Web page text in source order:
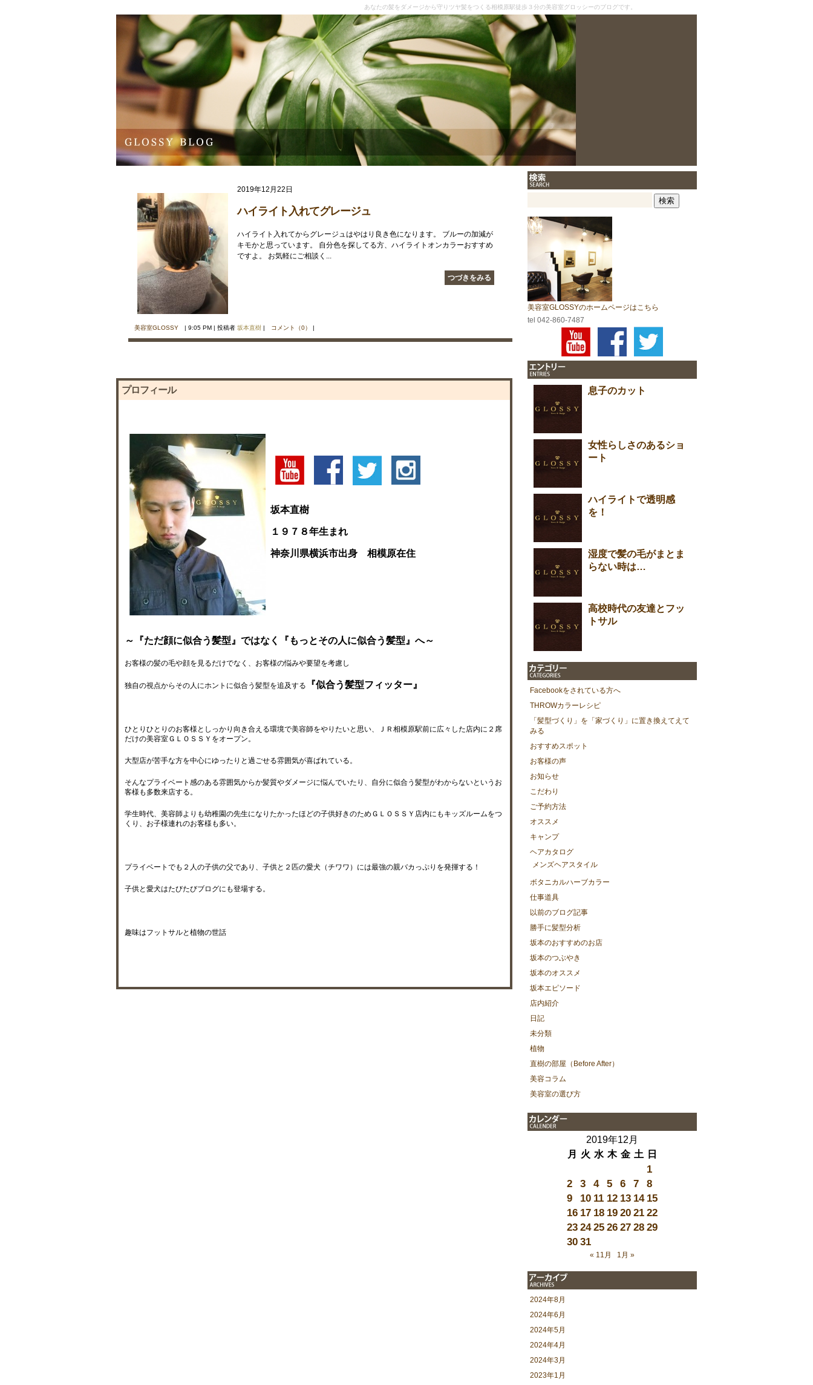
あなたの髪をダメージから守りツヤ髪をつくる相模原駅徒歩３分の美容室グロッシーのブログです。
2019年12月22日
ハイライト入れてグレージュ
ハイライト入れてからグレージュはやはり良き色になります。 ブルーの加減が
キモかと思っています。 自分色を探してる方、ハイライトオンカラーおすすめ
ですよ。 お気軽にご相談く...
つづきをみる
美容室GLOSSY | 9:05 PM | 投稿者 坂本直樹 | コメント（0） |
プロフィール
坂本直樹
１９７８年生まれ
神奈川県横浜市出身 相模原在住
～『ただ顔に似合う髪型』ではなく『もっとその人に似合う髪型』へ～
お客様の髪の毛や顔を見るだけでなく、お客様の悩みや要望を考慮し
独自の視点からその人にホントに似合う髪型を追及する 『似合う髪型フィッター』
ひとりひとりのお客様としっかり向き合える環境で美容師をやりたいと思い、ＪＲ相模原駅前に広々した店内に２席
だけの美容室ＧＬＯＳＳＹをオープン。
大型店が苦手な方を中心にゆったりと過ごせる雰囲気が喜ばれている。
そんなプライベート感のある雰囲気からか髪質やダメージに悩んでいたり、自分に似合う髪型がわからないというお
客様も多数来店する。
学生時代、美容師よりも幼稚園の先生になりたかったほどの子供好きのためＧＬＯＳＳＹ店内にもキッズルームをつ
くり、お子様連れのお客様も多い。
プライベートでも２人の子供の父であり、子供と２匹の愛犬（チワワ）には最強の親バカっぷりを発揮する！
子供と愛犬はたびたびブログにも登場する。
趣味はフットサルと植物の世話
美容室GLOSSYのホームページはこちら
tel 042-860-7487
息子のカット
女性らしさのあるショ
ート
ハイライトで透明感
を！
湿度で髪の毛がまとま
らない時は…
高校時代の友達とフッ
トサル
Facebookをされている方へ
THROWカラーレシピ
「髪型づくり」を「家づくり」に置き換えてえて
みる
おすすめスポット
お客様の声
お知らせ
こだわり
ご予約方法
オススメ
キャンプ
ヘアカタログ
メンズヘアスタイル
ボタニカルハーブカラー
仕事道具
以前のブログ記事
勝手に髪型分析
坂本のおすすめのお店
坂本のつぶやき
坂本のオススメ
坂本エピソード
店内紹介
日記
未分類
植物
直樹の部屋（Before After）
美容コラム
美容室の選び方
2019年12月
月
火 水 木 金 土 日
1
2
3 4 5 6 7
8
9
10 11 12 13 14 15
16 17 18 19 20 21 22
23 24 25 26 27 28 29
30 31
« 11月 1月 »
2024年8月
2024年6月
2024年5月
2024年4月
2024年3月
2023年1月